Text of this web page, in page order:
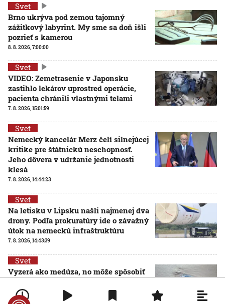
Svet
Brno ukrýva pod zemou tajomný
zážitkový labyrint. My sme sa doň išli
pozrieť s kamerou
8. 8. 2026, 7:00:00
Svet
VIDEO: Zemetrasenie v Japonsku
zastihlo lekárov uprostred operácie,
pacienta chránili vlastnými telami
7. 8. 2026, 15:01:59
Svet
Nemecký kancelár Merz čelí silnejúcej
kritike pre štátnickú neschopnosť.
Jeho dôvera v udržanie jednotnosti
klesá
7. 8. 2026, 14:44:23
Svet
Na letisku v Lipsku našli najmenej dva
drony. Podľa prokuratúry ide o závažný
útok na nemeckú infraštruktúru
7. 8. 2026, 14:43:39
Svet
Vyzerá ako medúza, no môže spôsobiť
portugalská zatvára pláže vo
Francúzsku aj Španielsku